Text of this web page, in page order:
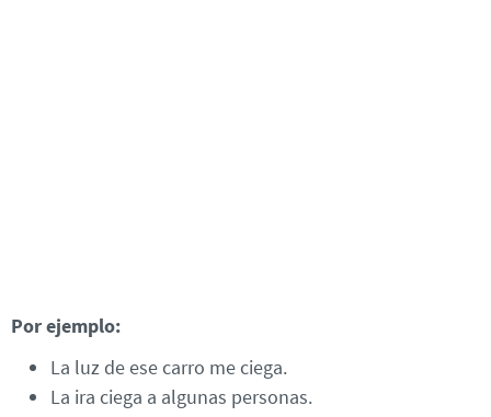
Por ejemplo:
La luz de ese carro me ciega.
La ira ciega a algunas personas.